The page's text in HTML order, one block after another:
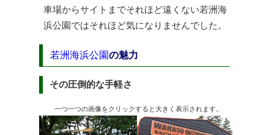
車場からサイトまでそれほど遠くない若洲海
浜公園ではそれほど気になりませんでした。
若洲海浜公園の魅力
その圧倒的な手軽さ
一つ一つの画像をクリックすると大きく表示されます。